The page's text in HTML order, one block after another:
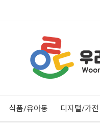
식품/유아동 디지털/가전